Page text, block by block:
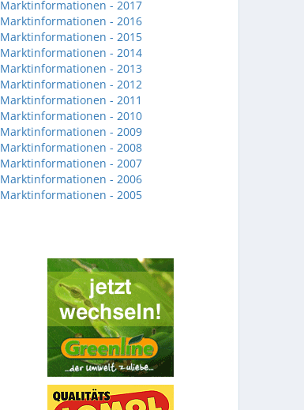
Marktinformationen - 2017
Marktinformationen - 2016
Marktinformationen - 2015
Marktinformationen - 2014
Marktinformationen - 2013
Marktinformationen - 2012
Marktinformationen - 2011
Marktinformationen - 2010
Marktinformationen - 2009
Marktinformationen - 2008
Marktinformationen - 2007
Marktinformationen - 2006
Marktinformationen - 2005